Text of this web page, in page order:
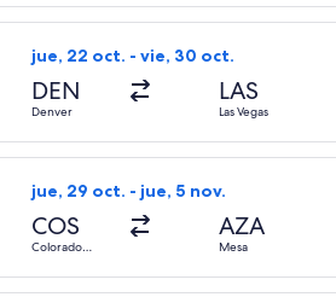
jue, 22 oct. - vie, 30 oct.
DEN
Denver
LAS
Las Vegas
Seleccionar vuelo de Frontier
jue, 29 oct. - jue, 5 nov.
COS
Colorado
AZA
Mesa
Seleccionar vuelo de Allegiant Air,